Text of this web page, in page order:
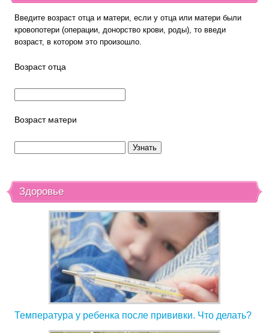
Введите возраст отца и матери, если у отца или матери были
кровопотери (операции, донорство крови, роды), то введи
возраст, в котором это произошло.
Возраст отца
Возраст матери
Здоровье
Температура у ребенка после прививки. Что делать?